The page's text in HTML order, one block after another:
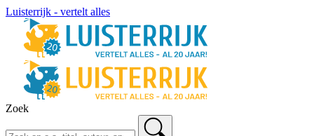
Luisterrijk - vertelt alles
Zoek